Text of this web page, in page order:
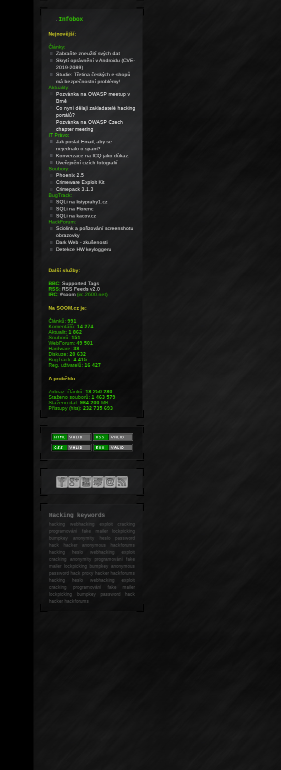
.Infobox
Nejnovější:
Články:
Zabraňte zneužití svých dat
Skrytí oprávnění v Androidu (CVE-
2019-2089)
Studie: Třetina českých e-shopů
má bezpečnostní problémy!
Aktuality:
Pozvánka na OWASP meetup v
Brně
Co nyní dělají zakladatelé hacking
portálů?
Pozvánka na OWASP Czech
chapter meeting
IT Právo:
Jak poslat Email, aby se
nejednalo o spam?
Konverzace na ICQ jako důkaz.
Uveřejnění cizích fotografií
Soubory:
Phoenix 2.5
Crimeware Exploit Kit
Crimepack 3.1.3
BugTrack:
SQLi na listyprahy1.cz
SQLi na Florenc
SQLi na kacov.cz
HackForum:
Sciolink a pořizování screenshotu
obrazovky
Dark Web - zkušenosti
Detekce HW keyloggeru
Další služby:
BBC: Supported Tags
RSS: RSS Feeds v2.0
IRC: #soom(irc.2600.net)
Na SOOM.cz je:
Článků:991
Komentářů:14 274
Aktualit:1 862
Souborů:151
WebForum:49 501
Hardware:38
Diskuze:20 632
BugTrack:4 415
Reg. uživatelů:16 427
A proběhlo:
Zobraz. článků:18 250 280
Staženo souborů:1 463 579
Staženo dat:964 200MB
Přístupy (hits):232 735 693
Hacking keywords
hackingwebhacking exploit cracking
programování fake mailer lockpicking
bumpkey anonymity heslo password
hackhacker anonymous hackforums
hackingheslo webhacking exploit
cracking anonymity programování fake
mailer lockpicking bumpkey anonymous
password hack proxy hacker hackforums
hacking heslo webhacking exploit
cracking programování fake mailer
lockpicking bumpkey password hack
hackerhackforums